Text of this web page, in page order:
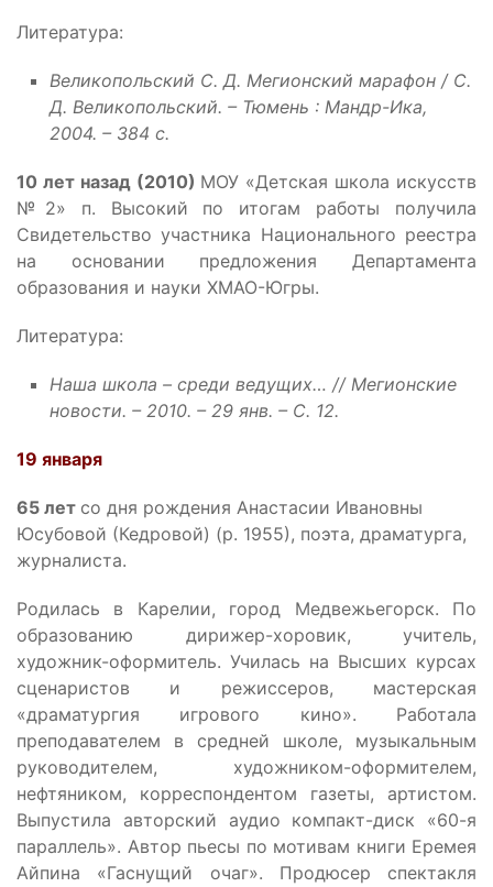
Литература:
Великопольский С. Д. Мегионский марафон / С.
Д. Великопольский. – Тюмень : Мандр-Ика,
2004. – 384 с.
10 лет назад (2010) МОУ «Детская школа искусств
№2» п. Высокий по итогам работы получила
Свидетельство участника Национального реестра
на основании предложения Департамента
образования и науки ХМАО-Югры.
Литература:
Наша школа – среди ведущих… // Мегионские
новости. – 2010. – 29 янв. – С. 12.
19 января
65 лет со дня рождения Анастасии Ивановны
Юсубовой (Кедровой) (р. 1955), поэта, драматурга,
журналиста.
Родилась в Карелии, город Медвежьегорск. По
образованию дирижер-хоровик, учитель,
художник-оформитель. Училась на Высших курсах
сценаристов и режиссеров, мастерская
«драматургия игрового кино». Работала
преподавателем в средней школе, музыкальным
руководителем, художником-оформителем,
нефтяником, корреспондентом газеты, артистом.
Выпустила авторский аудио компакт-диск «60-я
параллель». Автор пьесы по мотивам книги Еремея
Айпина «Гаснущий очаг». Продюсер спектакля